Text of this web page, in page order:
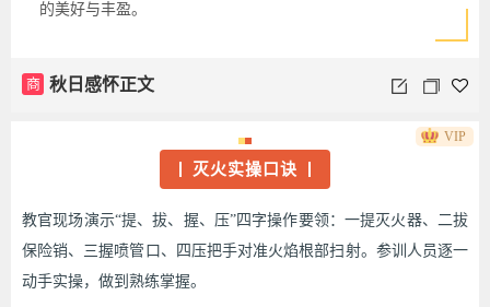
的美好与丰盈。
商 秋日感怀正文
灭火实操口诀
教官现场演示“提、拔、握、压”四字操作要领：一提灭火器、二拔
保险销、三握喷管口、四压把手对准火焰根部扫射。参训人员逐一
动手实操，做到熟练掌握。
VIP